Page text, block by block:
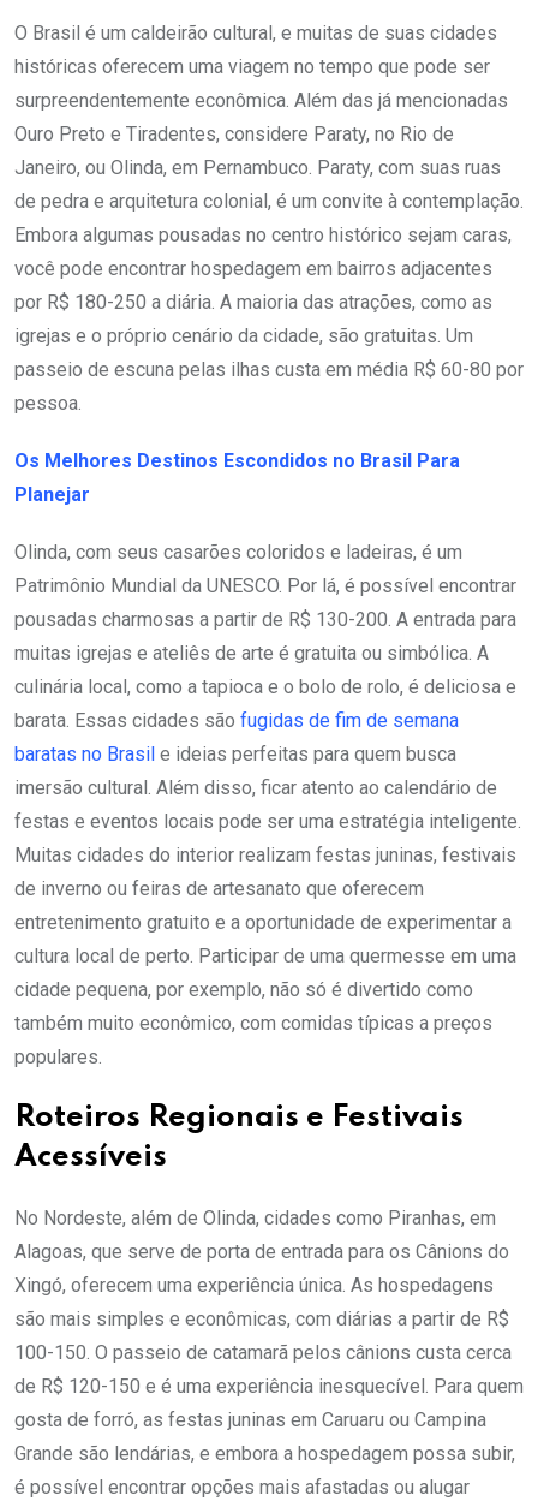
O Brasil é um caldeirão cultural, e muitas de suas cidades
históricas oferecem uma viagem no tempo que pode ser
surpreendentemente econômica. Além das já mencionadas
Ouro Preto e Tiradentes, considere Paraty, no Rio de
Janeiro, ou Olinda, em Pernambuco. Paraty, com suas ruas
de pedra e arquitetura colonial, é um convite à contemplação.
Embora algumas pousadas no centro histórico sejam caras,
você pode encontrar hospedagem em bairros adjacentes
por R$ 180-250 a diária. A maioria das atrações, como as
igrejas e o próprio cenário da cidade, são gratuitas. Um
passeio de escuna pelas ilhas custa em média R$ 60-80 por
pessoa.
Os Melhores Destinos Escondidos no Brasil Para
Planejar
Olinda, com seus casarões coloridos e ladeiras, é um
Patrimônio Mundial da UNESCO. Por lá, é possível encontrar
pousadas charmosas a partir de R$ 130-200. A entrada para
muitas igrejas e ateliês de arte é gratuita ou simbólica. A
culinária local, como a tapioca e o bolo de rolo, é deliciosa e
barata. Essas cidades são fugidas de fim de semana
baratas no Brasil e ideias perfeitas para quem busca
imersão cultural. Além disso, ficar atento ao calendário de
festas e eventos locais pode ser uma estratégia inteligente.
Muitas cidades do interior realizam festas juninas, festivais
de inverno ou feiras de artesanato que oferecem
entretenimento gratuito e a oportunidade de experimentar a
cultura local de perto. Participar de uma quermesse em uma
cidade pequena, por exemplo, não só é divertido como
também muito econômico, com comidas típicas a preços
populares.
Roteiros Regionais e Festivais
Acessíveis
No Nordeste, além de Olinda, cidades como Piranhas, em
Alagoas, que serve de porta de entrada para os Cânions do
Xingó, oferecem uma experiência única. As hospedagens
são mais simples e econômicas, com diárias a partir de R$
100-150. O passeio de catamarã pelos cânions custa cerca
de R$ 120-150 e é uma experiência inesquecível. Para quem
gosta de forró, as festas juninas em Caruaru ou Campina
Grande são lendárias, e embora a hospedagem possa subir,
é possível encontrar opções mais afastadas ou alugar